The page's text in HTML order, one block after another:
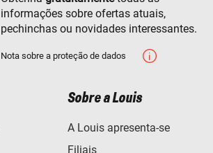
informações sobre ofertas atuais,
pechinchas ou novidades interessantes.
Nota sobre a proteção de dados
Sobre a Louis
A Louis apresenta-se
Filiais